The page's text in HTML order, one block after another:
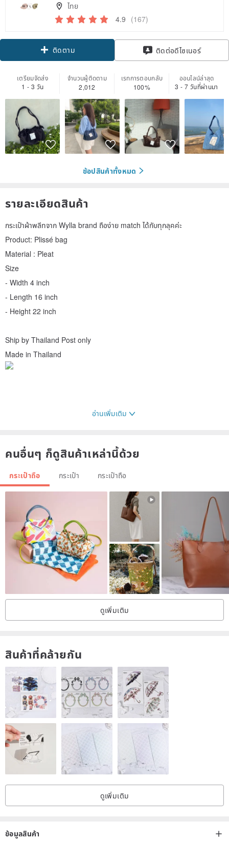
ไทย
4.9 (167)
ติดตาม ติดต่อดีไซเนอร์
เตรียมจัดส่ง
1 - 3 วัน
จำนวนผู้ติดตาม
2,012
เรทการตอบกลับ
100%
ออนไลน์ล่าสุด
3 - 7 วันที่ผ่านมา
ช้อปสินค้าทั้งหมด
รายละเอียดสินค้า
กระเป๋าผ้าพลีทจาก Wylla brand ถือง่าย match ได้กับทุกลุคค่ะ
Product: Plissé bag
Material : Pleat
Size
- Width 4 inch
- Length 16 inch
- Height 22 inch
Ship by Thailand Post only
Made in Thailand
อ่านเพิ่มเติม
คนอื่นๆ ก็ดูสินค้าเหล่านี้ด้วย
กระเป๋าถือ กระเป๋า กระเป๋าถือ
ดูเพิ่มเติม
สินค้าที่คล้ายกัน
ดูเพิ่มเติม
ข้อมูลสินค้า